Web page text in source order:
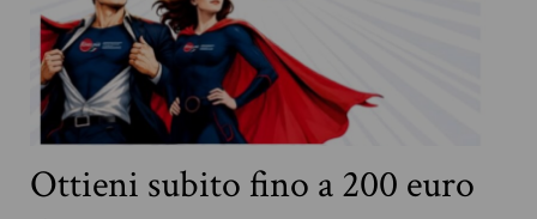
Ottieni subito fino a 200 euro